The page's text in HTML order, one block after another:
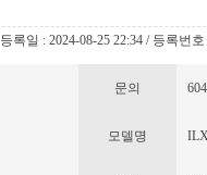
등록일 : 2024-08-25 22:34 / 등록번
문의
모델명